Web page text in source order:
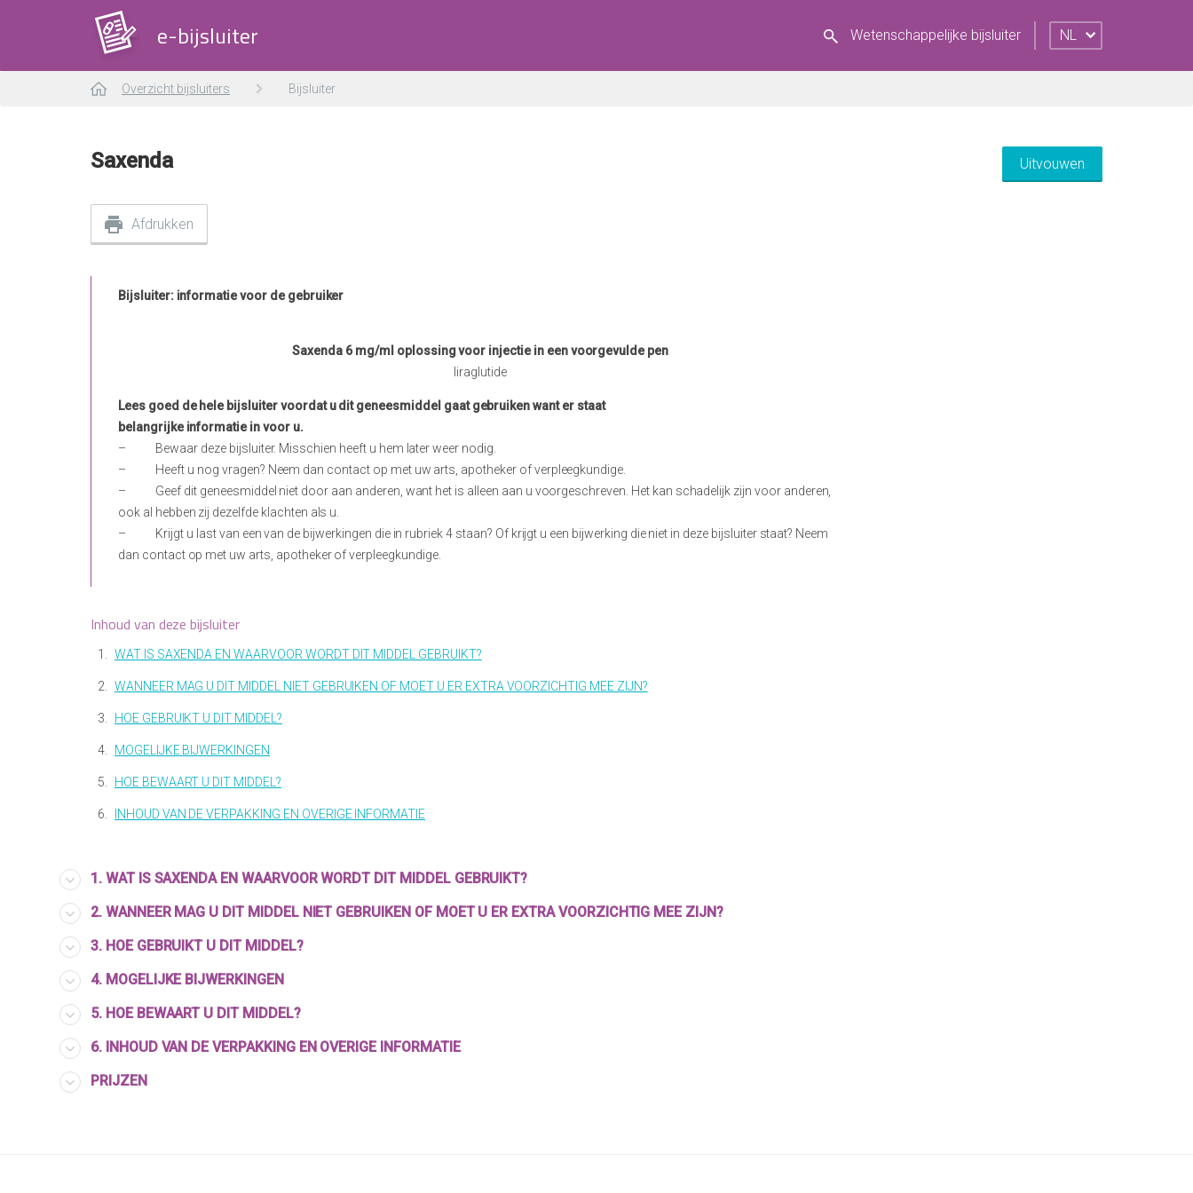
e-bijsluiter NL
Wetenschappelijke bijsluiter
Overzicht bijsluiters Bijsluiter
Saxenda Uitvouwen
Afdrukken
Bijsluiter: informatie voor de gebruiker
Saxenda 6 mg/ml oplossing voor injectie in een voorgevulde pen
liraglutide
Lees goed de hele bijsluiter voordat u dit geneesmiddel gaat gebruiken want er staat
belangrijke informatie in voor u.
–
Bewaar deze bijsluiter. Misschien heeft u hem later weer nodig.
–
Heeft u nog vragen? Neem dan contact op met uw arts, apotheker of verpleegkundige.
–
Geef dit geneesmiddel niet door aan anderen, want het is alleen aan u voorgeschreven. Het kan schadelijk zijn voor anderen,
ook al hebben zij dezelfde klachten als u.
–
Krijgt u last van een van de bijwerkingen die in rubriek 4 staan? Of krijgt u een bijwerking die niet in deze bijsluiter staat? Neem
dan contact op met uw arts, apotheker of verpleegkundige.
Inhoud van deze bijsluiter
1. WAT IS SAXENDA EN WAARVOOR WORDT DIT MIDDEL GEBRUIKT?
2. WANNEER MAG U DIT MIDDEL NIET GEBRUIKEN OF MOET U ER EXTRA VOORZICHTIG MEE ZIJN?
3. HOE GEBRUIKT U DIT MIDDEL?
4. MOGELIJKE BIJWERKINGEN
5. HOE BEWAART U DIT MIDDEL?
6. INHOUD VAN DE VERPAKKING EN OVERIGE INFORMATIE
1. WAT IS SAXENDA EN WAARVOOR WORDT DIT MIDDEL GEBRUIKT?
2. WANNEER MAG U DIT MIDDEL NIET GEBRUIKEN OF MOET U ER EXTRA VOORZICHTIG MEE ZIJN?
3. HOE GEBRUIKT U DIT MIDDEL?
4. MOGELIJKE BIJWERKINGEN
5. HOE BEWAART U DIT MIDDEL?
6. INHOUD VAN DE VERPAKKING EN OVERIGE INFORMATIE
PRIJZEN